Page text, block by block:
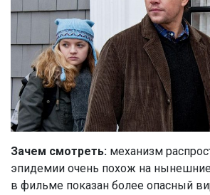
Зачем смотреть: механизм
эпидемии очень похож на
в фильме показан более опасный